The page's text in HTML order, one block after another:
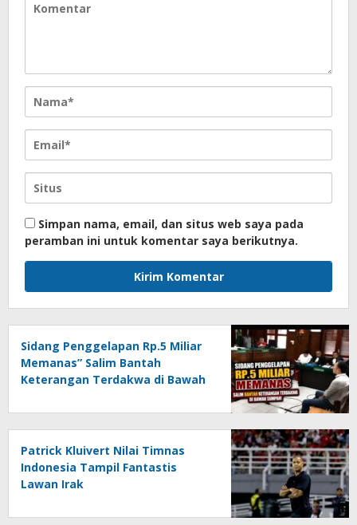
Simpan nama, email, dan situs web saya pada
peramban ini untuk komentar saya berikutnya.
Sidang Penggelapan Rp.5 Miliar
Memanas” Salim Bantah
Keterangan Terdakwa di Bawah
Patrick Kluivert Nilai Timnas
Indonesia Tampil Fantastis
Lawan Irak